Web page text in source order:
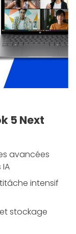
5 Next
avancées
intensif
stockage